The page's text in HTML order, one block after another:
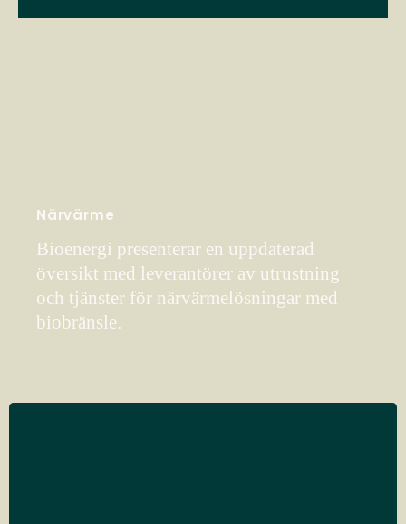
Närvärme
Bioenergi presenterar en uppdaterad
översikt med leverantörer av utrustning
och tjänster för närvärmelösningar med
biobränsle.